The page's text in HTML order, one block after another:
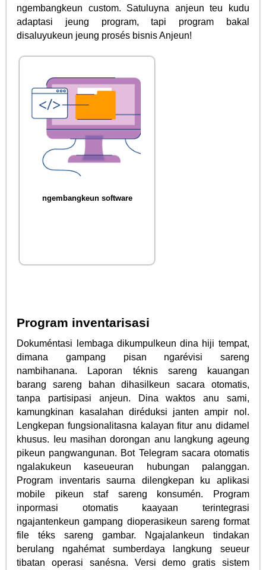
ngembangkeun custom. Satuluyna anjeun teu kudu
adaptasi jeung program, tapi program bakal
disaluyukeun jeung prosés bisnis Anjeun!
ngembangkeun software
Program inventarisasi
Dokuméntasi lembaga dikumpulkeun dina hiji tempat,
dimana gampang pisan ngarévisi sareng
nambihanana. Laporan téknis sareng kauangan
barang sareng bahan dihasilkeun sacara otomatis,
tanpa partisipasi anjeun. Dina waktos anu sami,
kamungkinan kasalahan diréduksi janten ampir nol.
Lengkepan fungsionalitasna kalayan fitur anu didamel
khusus. Ieu masihan dorongan anu langkung ageung
pikeun pangwangunan. Bot Telegram sacara otomatis
ngalakukeun kaseueuran hubungan palanggan.
Program inventaris saurna dilengkepan ku aplikasi
mobile pikeun staf sareng konsumén. Program
inpormasi otomatis kaayaan terintegrasi
ngajantenkeun gampang dioperasikeun sareng format
file téks sareng gambar. Ngajalankeun tindakan
berulang ngahémat sumberdaya langkung seueur
tibatan operasi sanésna. Versi demo gratis sistem